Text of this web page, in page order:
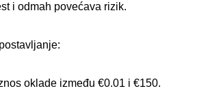
i odmah povećava rizik.
oklade između €0.01 i €150.